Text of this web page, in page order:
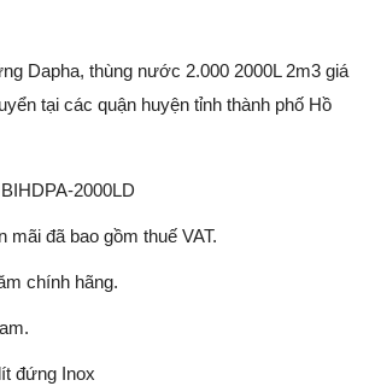
Dapha, thùng nước 2.000 2000L 2m3 giá
tại các quận huyện tỉnh thành phố Hồ
2000LD
mãi đã bao gồm thuế VAT.
chính hãng.
đứng Inox